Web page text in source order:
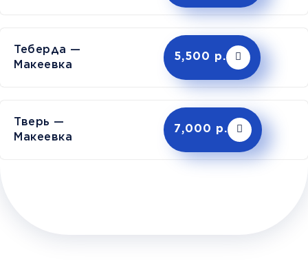
Теберда —
Макеевка
5,500 р.
Тверь —
Макеевка
7,000 р.